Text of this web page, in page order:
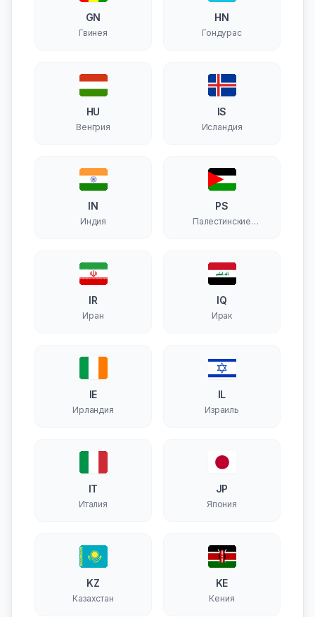
GN
Гвинея
HN
Гондурас
HU
Венгрия
IS
Исландия
IN
Индия
PS
Палестинские
IR
Иран
IQ
Ирак
IE
Ирландия
IL
Израиль
IT
Италия
JP
Япония
KZ
Казахстан
KE
Кения